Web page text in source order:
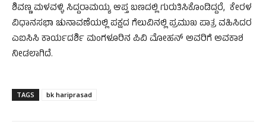
ಶಿವಣ್ಣ ಮಳವಳ್ಳಿ ಸಿದ್ದರಾಮಯ್ಯ ಆಪ್ತ ಬಣದಲ್ಲಿ ಗುರುತಿಸಿಕೊಂಡಿದ್ದರೆ, ಕೇರಳ
ವಿಧಾನಸಭಾ ಚುನಾವಣೆಯಲ್ಲಿ ಪಕ್ಷದ ಗೆಲುವಿನಲ್ಲಿ ಪ್ರಮುಖ ಪಾತ್ರ ವಹಿಸಿದರ
ಎಐಸಿಸಿ ಕಾರ್ಯದರ್ಶಿ ಮಂಗಳೂರಿನ ಪಿವಿ ಮೋಹನ್ ಅವರಿಗೆ ಅವಕಾಶ
ನೀಡಲಾಗಿದೆ.
TAGS bk hariprasad